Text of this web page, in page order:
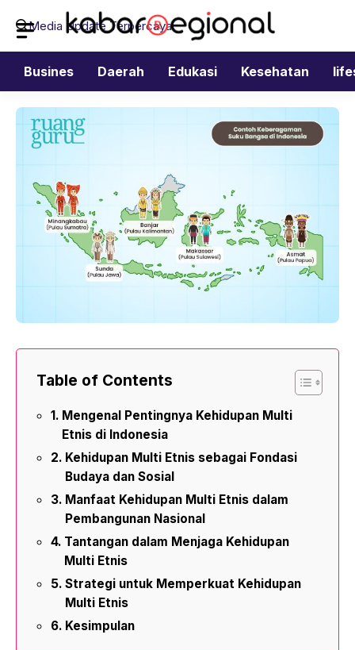
isi
Media Update Terpercaya
Busines Daerah Edukasi Kesehatan
Table of Contents
Mengenal Pentingnya Kehidupan Multi
Etnis di Indonesia
Kehidupan Multi Etnis sebagai Fondasi
Budaya dan Sosial
Manfaat Kehidupan Multi Etnis dalam
Pembangunan Nasional
Tantangan dalam Menjaga Kehidupan
Multi Etnis
Strategi untuk Memperkuat Kehidupan
Multi Etnis
Kesimpulan